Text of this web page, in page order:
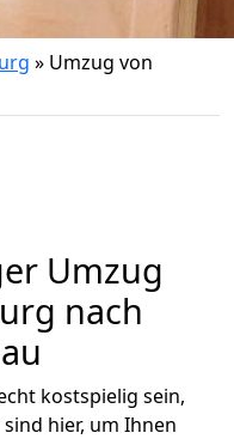
» Umzug von
Umzug
nach
kostspielig sein,
hier, um Ihnen